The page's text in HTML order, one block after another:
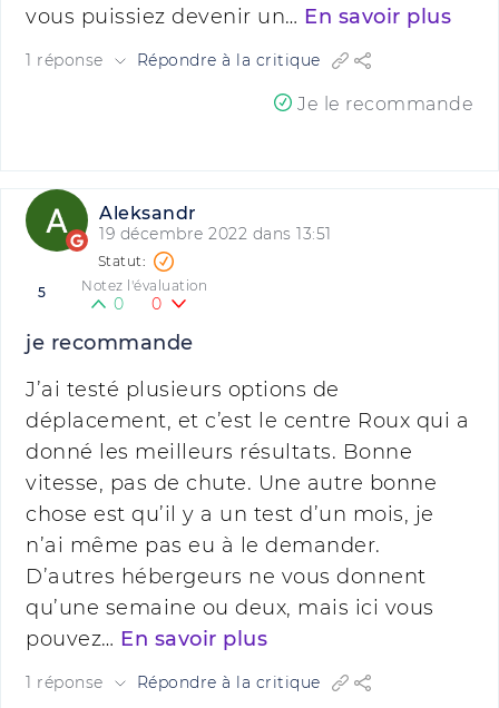
vous puissiez devenir un… En savoir plus
1 réponse Répondre à la critique
Je le recommande
Aleksandr
19 décembre 2022 dans 13:51
5 Notez l'évaluation
0 0
je recommande
J’ai testé plusieurs options de
déplacement, et c’est le centre Roux qui a
donné les meilleurs résultats. Bonne
vitesse, pas de chute. Une autre bonne
chose est qu’il y a un test d’un mois, je
n’ai même pas eu à le demander.
D’autres hébergeurs ne vous donnent
qu’une semaine ou deux, mais ici vous
pouvez… En savoir plus
1 réponse Répondre à la critique